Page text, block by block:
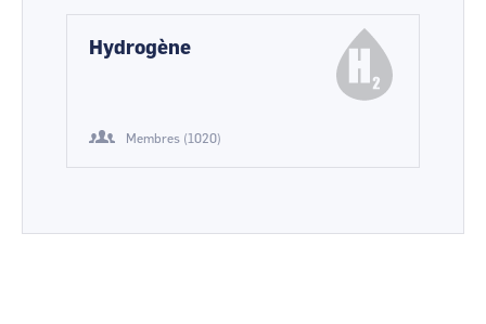
Hydrogène
Membres (1020)